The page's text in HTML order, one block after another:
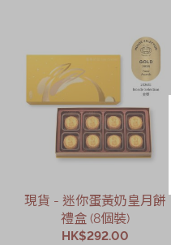
現貨 - 迷你蛋黃奶皇月餅
禮盒 (8個裝)
HK$292.00